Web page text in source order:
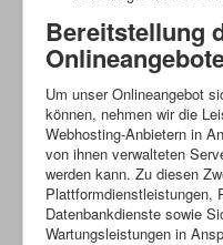
Bereitstellung
Um unser Onlineangebot
können, nehmen wir die
Webhosting-Anbietern in
von ihnen verwalteten
werden kann. Zu diesen
Plattformdienstleistungen,
Datenbankdienste sowie
Wartungsleistungen in